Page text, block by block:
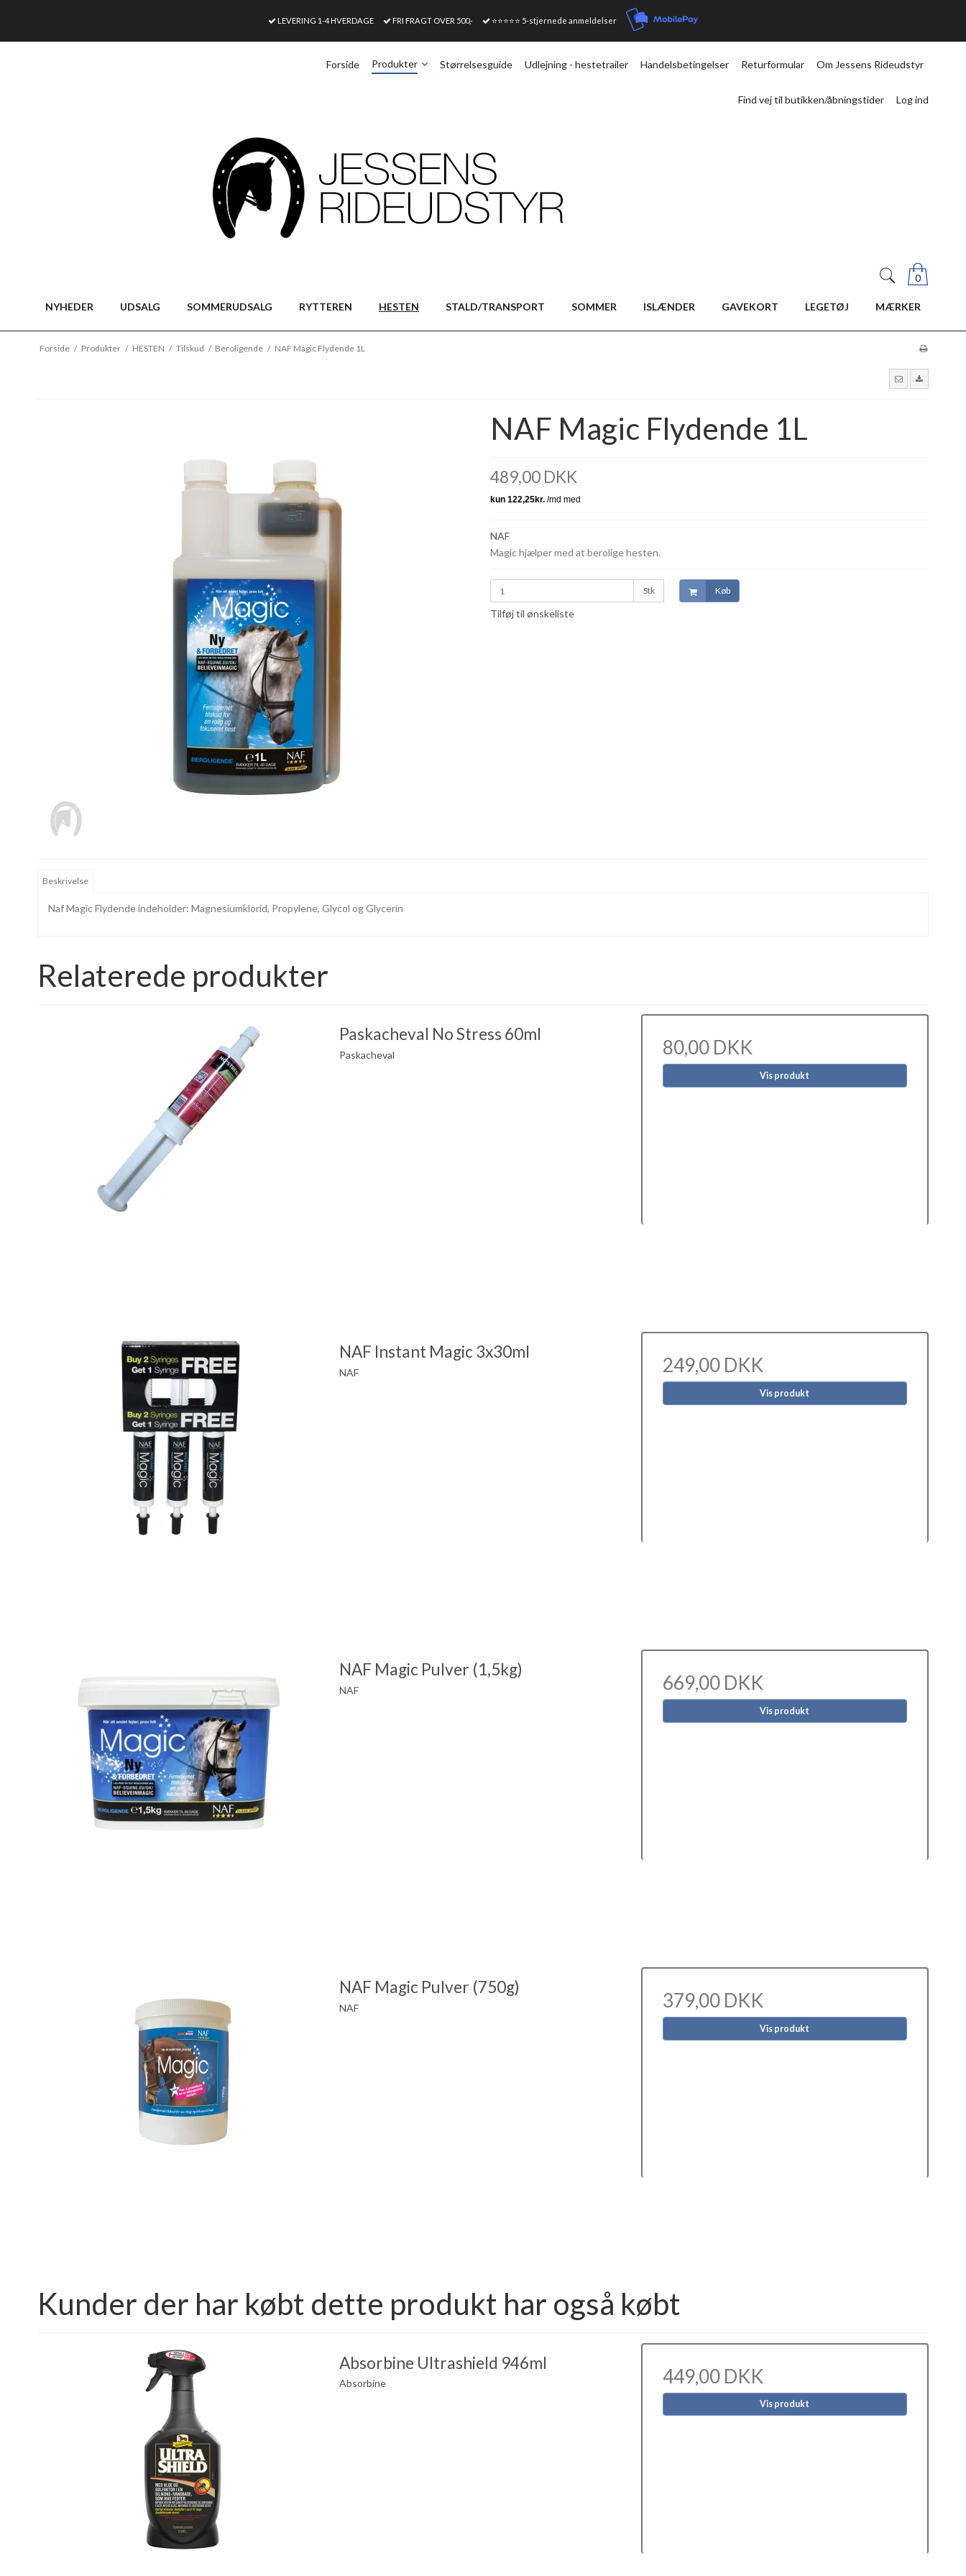
LEVERING 1-4 HVERDAGE FRI FRAGT OVER 500,- ⭐⭐⭐⭐⭐ 5-stjernede anmeldelser
Forside Produkter Størrelsesguide Udlejning - hestetrailer Handelsbetingelser Returformular Om Jessens Rideudstyr
Find vej til butikken/åbningstider Log ind
0
NYHEDER UDSALG SOMMERUDSALG RYTTEREN HESTEN STALD/TRANSPORT SOMMER ISLÆNDER GAVEKORT LEGETØJ MÆRKER
Forside / Produkter / HESTEN / Tilskud / Beroligende / NAF Magic Flydende 1L
NAF Magic Flydende 1L
489,00 DKK
NAF
Magic hjælper med at berolige hesten.
Stk Køb
Tilføj til ønskeliste
Beskrivelse
Naf Magic Flydende indeholder: Magnesiumklorid, Propylene, Glycol og Glycerin
Relaterede produkter
Paskacheval No Stress 60ml
Paskacheval 80,00 DKK
Vis produkt
NAF Instant Magic 3x30ml
NAF 249,00 DKK
Vis produkt
NAF Magic Pulver (1,5kg)
NAF 669,00 DKK
Vis produkt
NAF Magic Pulver (750g)
NAF 379,00 DKK
Vis produkt
Kunder der har købt dette produkt har også købt
Absorbine Ultrashield 946ml
Absorbine 449,00 DKK
Vis produkt